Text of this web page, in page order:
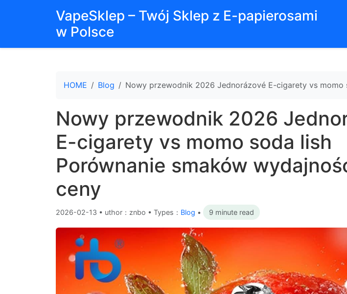
VapeSklep – Twój Sklep z E-papierosami
w Polsce
HOME Blog Nowy przewodnik 2026 Jednorázové E-cigarety vs
Nowy przewodnik 2026
E-cigarety vs momo soda lish
Porównanie smaków
ceny
2026-02-13 • uthor：znbo • Types： Blog • 9 minute read